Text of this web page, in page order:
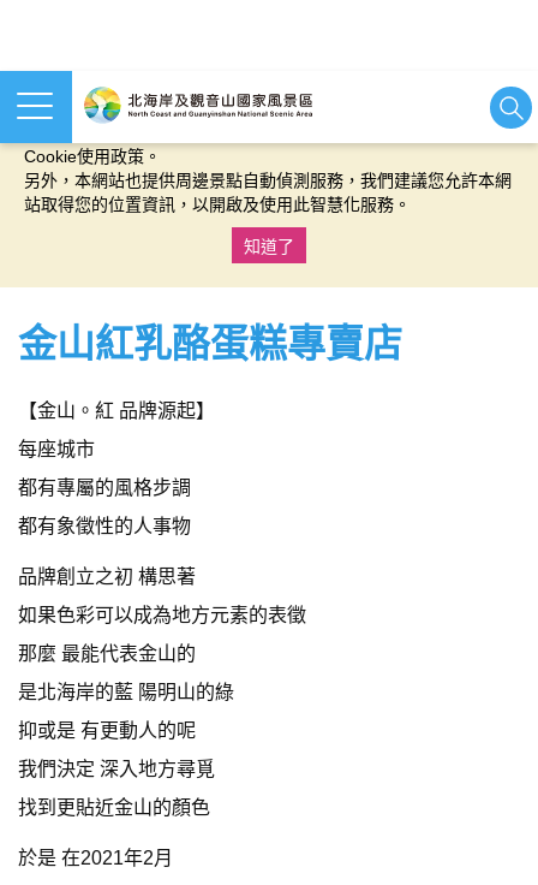
本網站使用cookies等相關技術以持續優化網站服務，並有助於為
Cookie使用政策。
另外，本網站也提供周邊景點自動偵測服務，我們建議您允許本網
站取得您的位置資訊，以開啟及使用此智慧化服務。
知道了
金山紅乳酪蛋糕專賣店
【金山。紅 品牌源起】
每座城市
都有專屬的風格步調
都有象徵性的人事物
品牌創立之初 構思著
如果色彩可以成為地方元素的表徵
那麼 最能代表金山的
是北海岸的藍 陽明山的綠
抑或是 有更動人的呢
我們決定 深入地方尋覓
找到更貼近金山的顏色
於是 在2021年2月